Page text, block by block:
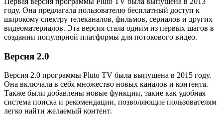
году. Она предлагала пользователю бесплатный доступ к
широкому спектру телеканалов, фильмов, сериалов и других
видеоматериалов. Эта версия стала одним из первых шагов в
создании популярной платформы для потокового видео.
Версия 2.0
Версия 2.0 программы Pluto TV была выпущена в 2015 году.
Она включала в себя множество новых каналов и контента.
Также были добавлены новые функции, такие как удобная
система поиска и рекомендации, позволяющие пользователям
легко найти желаемый контент.